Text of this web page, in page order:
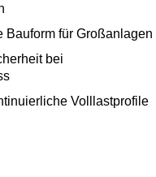
Bauform für Großanlagen
bei
Volllastprofile